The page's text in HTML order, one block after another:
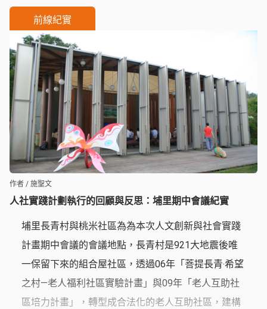
前線紀實
人社實踐計劃執行的回顧與反思：埔里期中會議紀實
作者 / 施聖文
埔里長青村與桃米社區為為本次人文創新與社會實踐
計畫期中會議的會議地點，長青村是921大地震後唯
一保留下來的組合屋社區，透過06年「菩提長青‧希望
之村—老人福利社區實驗計畫」與09年「老人互助社
區培力計畫」，轉型成合法化的老人互助社區，建構